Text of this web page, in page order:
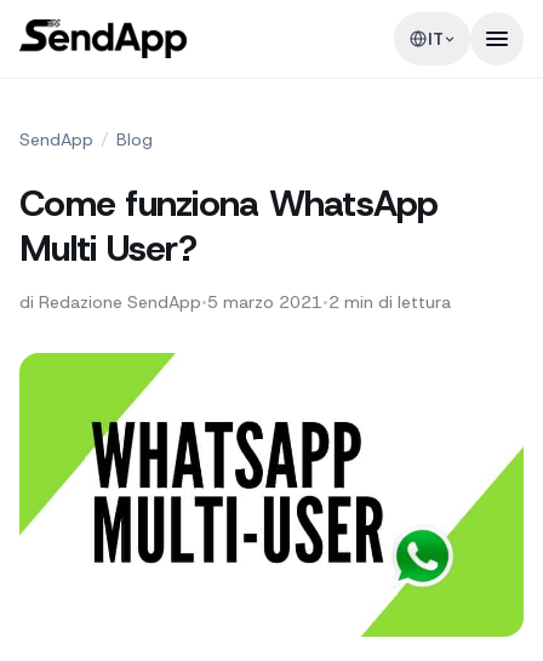
IT
SendApp / Blog
Come funziona WhatsApp
Multi User?
di Redazione SendApp•5 marzo 2021•2 min di lettura